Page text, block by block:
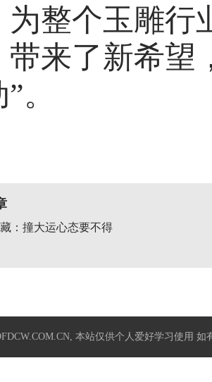
为整个玉雕行
带来了新希望
。
：撞大运心态要不得
, 本站仅供个人爱好学习使用 如